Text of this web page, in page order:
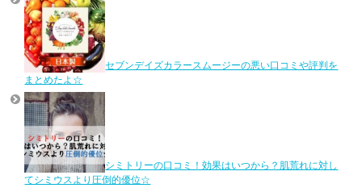
セブンデイズカラースムージーの悪い口コミや評判を
まとめたよ☆
シミトリーの口コミ！効果はいつから？肌荒れに対し
てシミウスより圧倒的優位☆